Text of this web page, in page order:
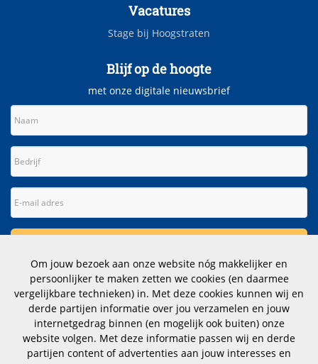
Vacatures
Stage bij Hoogstraten
Blijf op de hoogte
met onze digitale nieuwsbrief
Contact
Wittevrouwen 1, 1358 CD Almere
Telefoonnummer: +31 (0)183 353012
KVK nr.: 23070112
Om jouw bezoek aan onze website nóg makkelijker en
persoonlijker te maken zetten we cookies (en daarmee
vergelijkbare technieken) in. Met deze cookies kunnen wij en
derde partijen informatie over jou verzamelen en jouw
internetgedrag binnen (en mogelijk ook buiten) onze
website volgen. Met deze informatie passen wij en derde
partijen content of advertenties aan jouw interesses en